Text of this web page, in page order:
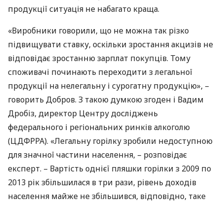
продукції ситуація не набагато краща.
«Виробники говорили, що не можна так різко
підвищувати ставку, оскільки зростання акцизів не
відповідає зростанню зарплат покупців. Тому
споживачі починають переходити з легальної
продукції на нелегальну і сурогатну продукцію», –
говорить Добров. З такою думкою згоден і Вадим
Дробіз, директор Центру досліджень
федерального і регіональних ринків алкоголю
(ЦДФРРА). «Легальну горілку зробили недоступною
для значної частини населення, – розповідає
експерт. – Вартість однієї пляшки горілки з 2009 по
2013 рік збільшилася в три рази, рівень доходів
населення майже не збільшився, відповідно, таке